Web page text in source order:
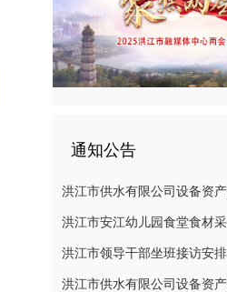
通知公告
洪江市领导干部坐班接访安
洪江市供水有限公司设备资